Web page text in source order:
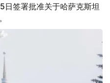
日签署批准关于哈萨克斯坦